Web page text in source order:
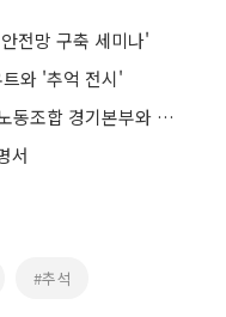
전망 구축 세미나'
와 '추억 전시'
화홍병원, 소방을 사랑하는 공무원 노동조합 경기본부와 의료복지 업무협약 체결
서
#추석